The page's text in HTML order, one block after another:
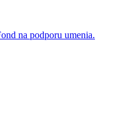
na podporu umenia.